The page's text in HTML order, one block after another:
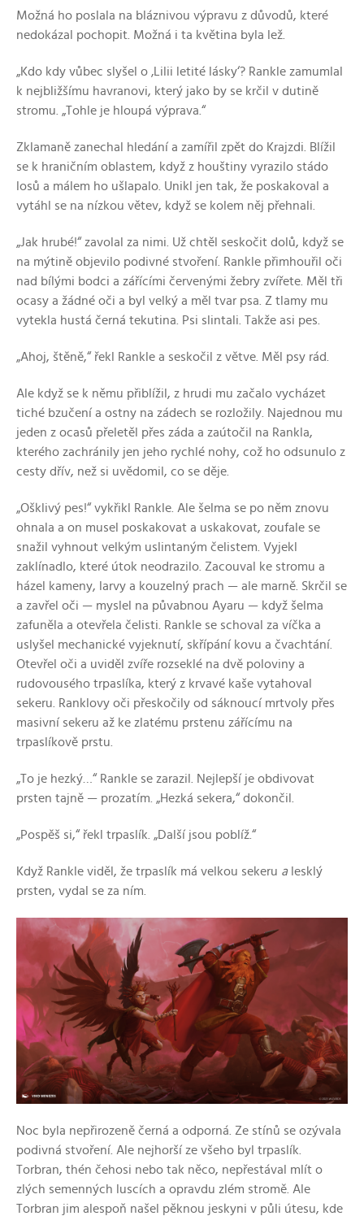
Možná ho poslala na bláznivou výpravu z důvodů, které
nedokázal pochopit. Možná i ta květina byla lež.
„Kdo kdy vůbec slyšel o ‚Lilii letité lásky‘? Rankle zamumlal
k nejbližšímu havranovi, který jako by se krčil v dutině
stromu. „Tohle je hloupá výprava.“
Zklamaně zanechal hledání a zamířil zpět do Krajzdi. Blížil
se k hraničním oblastem, když z houštiny vyrazilo stádo
losů a málem ho ušlapalo. Unikl jen tak, že poskakoval a
vytáhl se na nízkou větev, když se kolem něj přehnali.
„Jak hrubé!“ zavolal za nimi. Už chtěl seskočit dolů, když se
na mýtině objevilo podivné stvoření. Rankle přimhouřil oči
nad bílými bodci a zářícími červenými žebry zvířete. Měl tři
ocasy a žádné oči a byl velký a měl tvar psa. Z tlamy mu
vytekla hustá černá tekutina. Psi slintali. Takže asi pes.
„Ahoj, štěně,“ řekl Rankle a seskočil z větve. Měl psy rád.
Ale když se k němu přiblížil, z hrudi mu začalo vycházet
tiché bzučení a ostny na zádech se rozložily. Najednou mu
jeden z ocasů přeletěl přes záda a zaútočil na Rankla,
kterého zachránily jen jeho rychlé nohy, což ho odsunulo z
cesty dřív, než si uvědomil, co se děje.
„Ošklivý pes!“ vykřikl Rankle. Ale šelma se po něm znovu
ohnala a on musel poskakovat a uskakovat, zoufale se
snažil vyhnout velkým uslintaným čelistem. Vyjekl
zaklínadlo, které útok neodrazilo. Zacouval ke stromu a
házel kameny, larvy a kouzelný prach — ale marně. Skrčil se
a zavřel oči — myslel na půvabnou Ayaru — když šelma
zafuněla a otevřela čelisti. Rankle se schoval za víčka a
uslyšel mechanické vyjeknutí, skřípání kovu a čvachtání.
Otevřel oči a uviděl zvíře rozseklé na dvě poloviny a
rudovousého trpaslíka, který z krvavé kaše vytahoval
sekeru. Ranklovy oči přeskočily od sáknoucí mrtvoly přes
masivní sekeru až ke zlatému prstenu zářícímu na
trpaslíkově prstu.
„To je hezký…“ Rankle se zarazil. Nejlepší je obdivovat
prsten tajně — prozatím. „Hezká sekera,“ dokončil.
„Pospěš si,“ řekl trpaslík. „Další jsou poblíž.“
Když Rankle viděl, že trpaslík má velkou sekeru alesklý
prsten, vydal se za ním.
Noc byla nepřirozeně černá a odporná. Ze stínů se ozývala
podivná stvoření. Ale nejhorší ze všeho byl trpaslík.
Torbran, thén čehosi nebo tak něco, nepřestával mlít o
zlých semenných luscích a opravdu zlém stromě. Ale
Torbran jim alespoň našel pěknou jeskyni v půli útesu, kde